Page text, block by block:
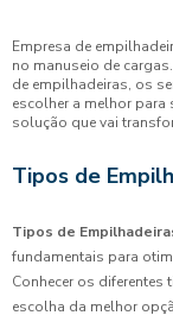
Empresa de
no manuseio de
de empilhadeiras, os
escolher a melhor para
solução que vai
Tipos de
Tipos de
fundamentais para
Conhecer os
escolha da melhor